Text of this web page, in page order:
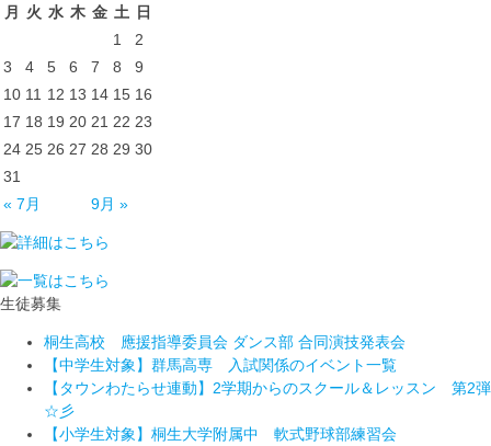
月
火 水 木 金 土
日
1
2
3
4 5 6 7 8
9
10 11 12 13 14 15 16
17 18 19 20 21 22 23
24 25 26 27 28 29 30
31
« 7月
9月 »
生徒募集
桐生高校 應援指導委員会 ダンス部 合同演技発表会
【中学生対象】群馬高専 入試関係のイベント一覧
【タウンわたらせ連動】2学期からのスクール＆レッスン 第2弾
☆彡
【小学生対象】桐生大学附属中 軟式野球部練習会